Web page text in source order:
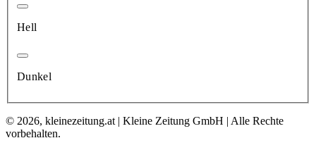
Hell
Dunkel
© 2026, kleinezeitung.at | Kleine Zeitung GmbH | Alle Rechte
vorbehalten.